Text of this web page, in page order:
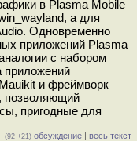
в Plasma Mobile
а для
Одновременно
приложений Plasma
с набором
приложений
и фреймворк
позволяющий
пригодные для
(92 +21) обсуждение | весь текст